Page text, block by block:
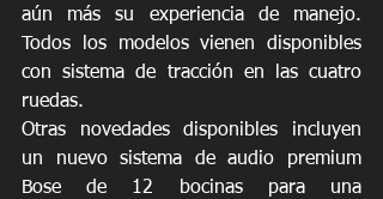
aún más su experiencia de manejo.
Todos los modelos vienen disponibles
con sistema de tracción en las cuatro
ruedas.
Otras novedades disponibles incluyen
un nuevo sistema de audio premium
Bose de 12 bocinas para una